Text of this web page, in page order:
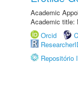
Academic
Academic title:
Orcid
Repositório